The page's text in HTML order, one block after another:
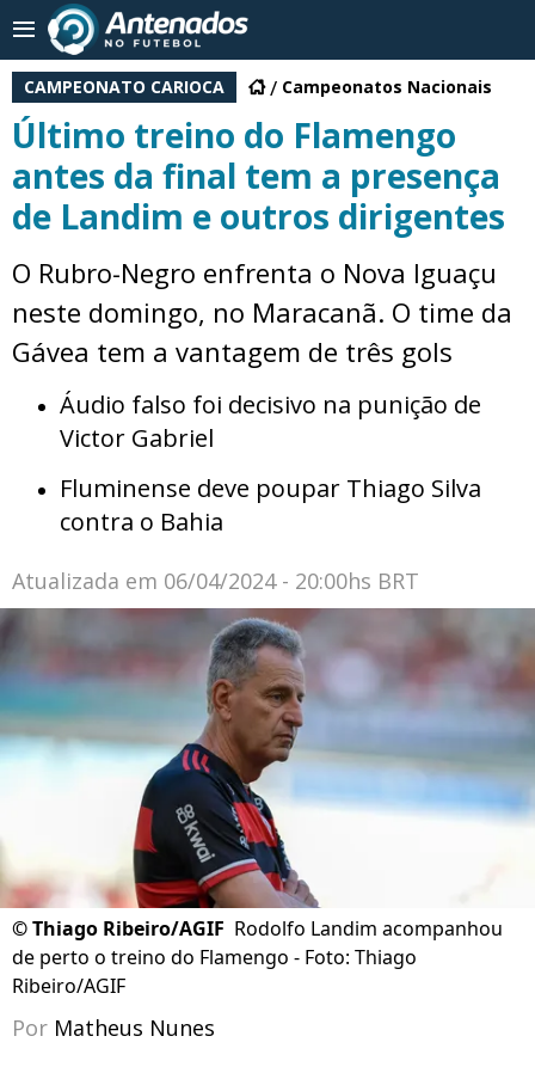
CAMPEONATO CARIOCA Campeonatos Nacionais
Último treino do Flamengo
antes da final tem a presença
de Landim e outros dirigentes
O Rubro-Negro enfrenta o Nova Iguaçu
neste domingo, no Maracanã. O time da
Gávea tem a vantagem de três gols
Áudio falso foi decisivo na punição de
Victor Gabriel
Fluminense deve poupar Thiago Silva
contra o Bahia
Atualizada em 06/04/2024 - 20:00hs BRT
©Thiago Ribeiro/AGIF Rodolfo Landim acompanhou
de perto o treino do Flamengo - Foto: Thiago
Ribeiro/AGIF
Por Matheus Nunes